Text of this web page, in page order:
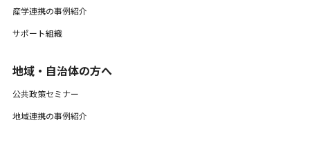
産学連携の事例紹介
サポート組織
地域・自治体の方へ
公共政策セミナー
地域連携の事例紹介